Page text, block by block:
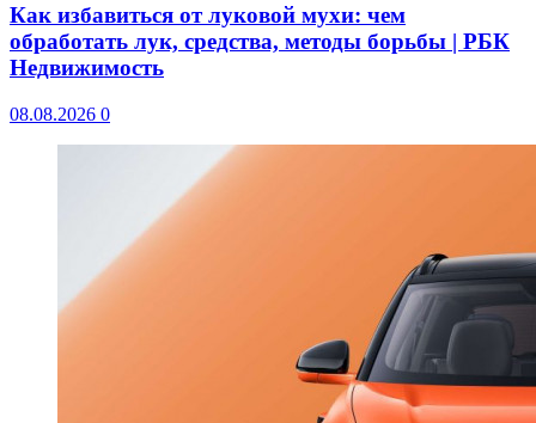
Как избавиться от луковой мухи: чем
обработать лук, средства, методы борьбы | РБК
Недвижимость
08.08.2026 0